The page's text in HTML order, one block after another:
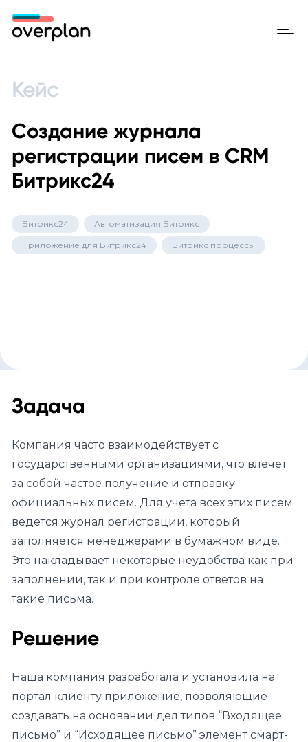
Кейс
Создание журнала
регистрации писем в CRM
Битрикс24
Битрикс24 Автоматизация Битрикс
Приложение для Битрикс24 Битрикс процессы
Задача
Компания часто взаимодействует с
государственными организациями, что влечет
за собой частое получение и отправку
официальных писем. Для учета всех этих писем
ведётся журнал регистрации, который
заполняется менеджерами в бумажном виде.
Это накладывает некоторые неудобства как при
заполнении, так и при контроле ответов на
такие письма.
Решение
Наша компания разработала и установила на
портал клиенту приложение, позволяющие
создавать на основании дел типов “Входящее
письмо” и “Исходящее письмо” элемент смарт-